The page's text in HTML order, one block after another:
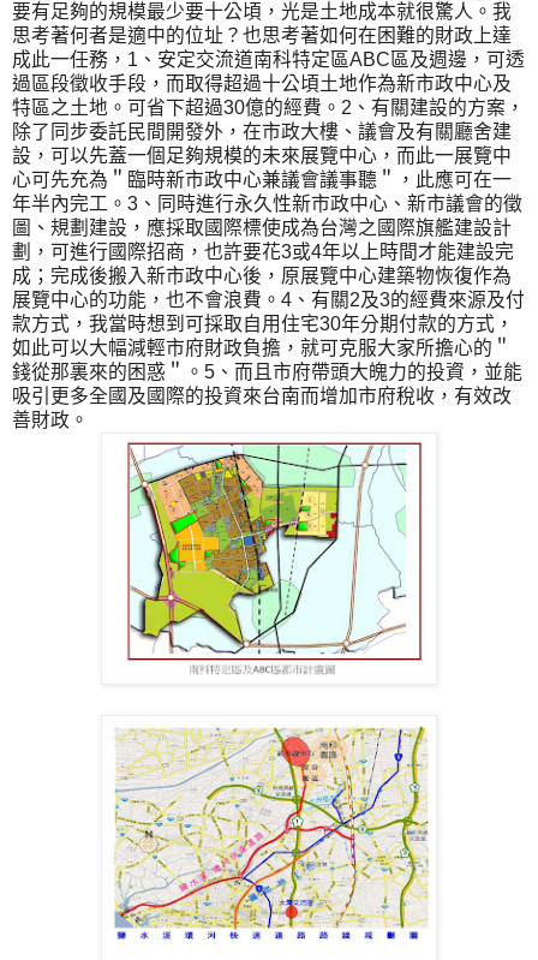
要有足夠的規模最少要十公頃，光是土地成本就很驚人。我
思考著何者是適中的位址？也思考著如何在困難的財政上達
成此一任務，1、安定交流道南科特定區ABC區及週邊，可透
過區段徵收手段，而取得超過十公頃土地作為新市政中心及
特區之土地。可省下超過30億的經費。2、有關建設的方案，
除了同步委託民間開發外，在市政大樓、議會及有關廳舍建
設，可以先蓋一個足夠規模的未來展覽中心，而此一展覽中
心可先充為＂臨時新市政中心兼議會議事聽＂，此應可在一
年半內完工。3、同時進行永久性新市政中心、新市議會的徵
圖、規劃建設，應採取國際標使成為台灣之國際旗艦建設計
劃，可進行國際招商，也許要花3或4年以上時間才能建設完
成；完成後搬入新市政中心後，原展覽中心建築物恢復作為
展覽中心的功能，也不會浪費。4、有關2及3的經費來源及付
款方式，我當時想到可採取自用住宅30年分期付款的方式，
如此可以大幅減輕市府財政負擔，就可克服大家所擔心的＂
錢從那裏來的困惑＂。5、而且市府帶頭大魄力的投資，並能
吸引更多全國及國際的投資來台南而增加市府稅收，有效改
善財政。